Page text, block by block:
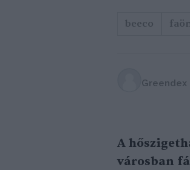
beeco
Greendex
A
városban